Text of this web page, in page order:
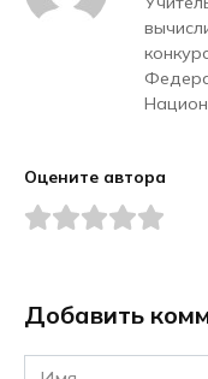
Оцените автора
Добавить
Имя